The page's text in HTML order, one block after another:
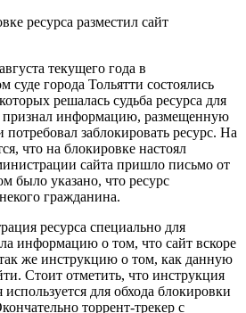
ресурса разместил сайт
текущего года в
суде города Тольятти состоялись
решалась судьба ресурса для
признал информацию, размещенную
заблокировать ресурс. На
что на блокировке настоял
сайта пришло письмо от
было указано, что ресурс
гражданина.
ресурса специально для
информацию о том, что сайт вскоре
же инструкцию о том, как данную
Стоит отметить, что инструкция
для обхода блокировки
торрент-трекер с